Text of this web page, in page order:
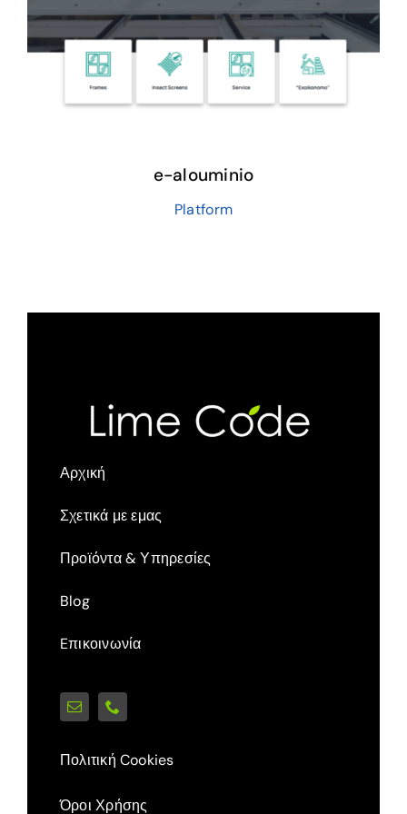
Zήτησε Προσφορά
e-alouminio
Platform
Αρχική
Σχετικά με εμας
Προϊόντα & Υπηρεσίες
Blog
Eπικοινωνία
Πολιτική Cookies
Όροι Χρήσης